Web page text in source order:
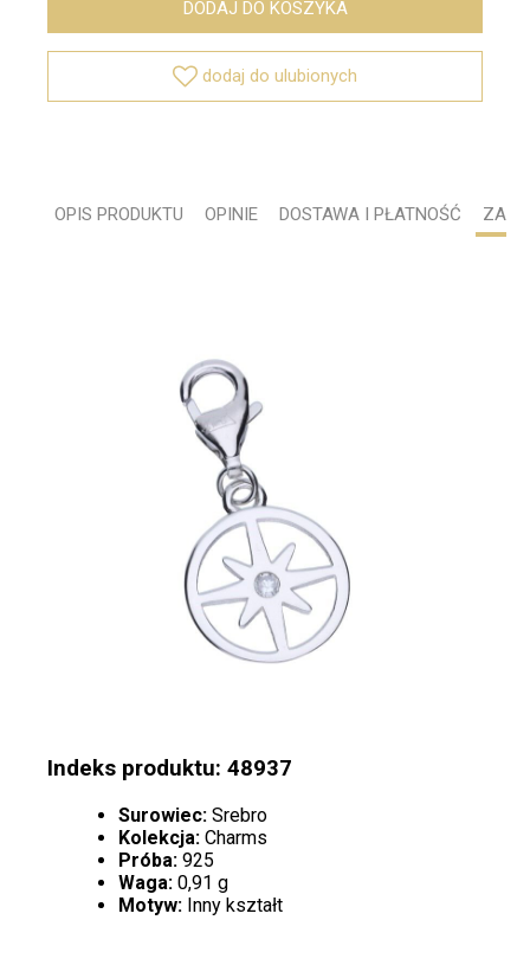
DODAJ DO KOSZYKA
 dodaj do ulubionych
OPIS PRODUKTU OPINIE DOSTAWA I PŁATNOŚĆ
Indeks produktu: 48937
Surowiec: Srebro
Kolekcja: Charms
Próba: 925
Waga: 0,91 g
Motyw: Inny kształt